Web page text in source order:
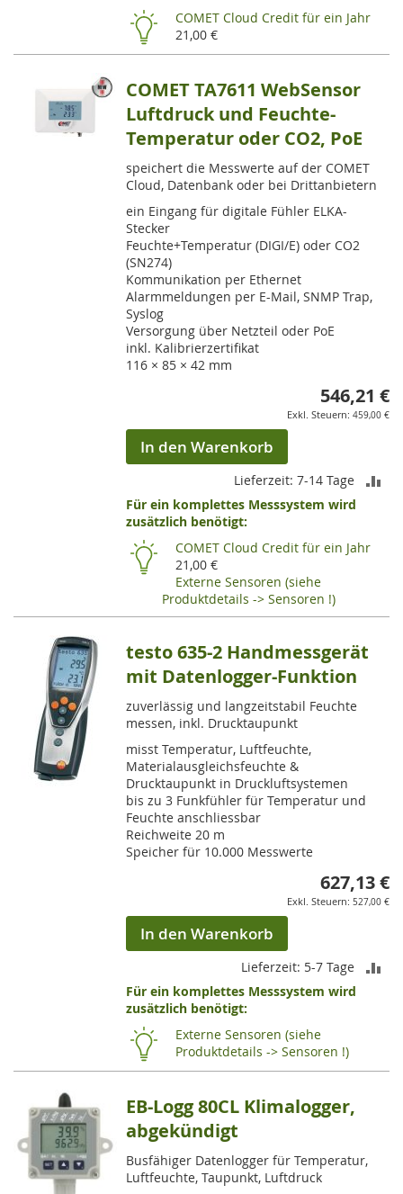
COMET Cloud Credit für ein Jahr
21,00 €
COMET TA7611 WebSensor
Luftdruck und Feuchte-
Temperatur oder CO2, PoE
speichert die Messwerte auf der COMET
Cloud, Datenbank oder bei Drittanbietern
ein Eingang für digitale Fühler ELKA-
Stecker
Feuchte+Temperatur (DIGI/E) oder CO2
(SN274)
Kommunikation per Ethernet
Alarmmeldungen per E-Mail, SNMP Trap,
Syslog
Versorgung über Netzteil oder PoE
inkl. Kalibrierzertifikat
116 × 85 × 42 mm
546,21 €
459,00 €
In den Warenkorb
Lieferzeit: 7-14 Tage
Für ein komplettes Messsystem wird
zusätzlich benötigt:
COMET Cloud Credit für ein Jahr
21,00 €
Externe Sensoren (siehe
Produktdetails -> Sensoren !)
testo 635-2 Handmessgerät
mit Datenlogger-Funktion
zuverlässig und langzeitstabil Feuchte
messen, inkl. Drucktaupunkt
misst Temperatur, Luftfeuchte,
Materialausgleichsfeuchte &
Drucktaupunkt in Druckluftsystemen
bis zu 3 Funkfühler für Temperatur und
Feuchte anschliessbar
Reichweite 20 m
Speicher für 10.000 Messwerte
627,13 €
527,00 €
In den Warenkorb
Lieferzeit: 5-7 Tage
Für ein komplettes Messsystem wird
zusätzlich benötigt:
Externe Sensoren (siehe
Produktdetails -> Sensoren !)
EB-Logg 80CL Klimalogger,
abgekündigt
Busfähiger Datenlogger für Temperatur,
Luftfeuchte, Taupunkt, Luftdruck